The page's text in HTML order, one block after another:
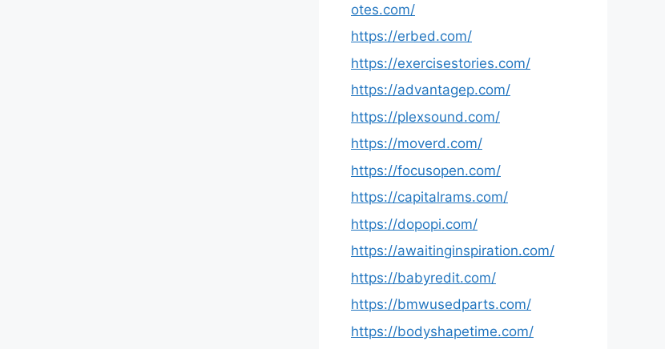
otes.com/
https://erbed.com/
https://exercisestories.com/
https://advantagep.com/
https://plexsound.com/
https://moverd.com/
https://focusopen.com/
https://capitalrams.com/
https://dopopi.com/
https://awaitinginspiration.com/
https://babyredit.com/
https://bmwusedparts.com/
https://bodyshapetime.com/